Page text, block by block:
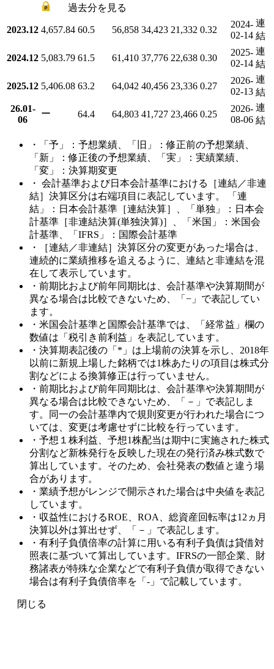
過去分を見る
2023.12 4,657.84 60.5 56,858 34,423 21,332 0.32
2024-
02-14
連
結
2024.12 5,083.79 61.5 61,410 37,776 22,638 0.30
2025-
02-14
連
結
2025.12 5,406.08 63.2 64,042 40,456 23,336 0.27
2026-
02-13
連
結
26.01-
06
ー 64.4 64,803 41,727 23,466 0.25
2026-
08-06
連
結
・「予」：予想業績、「旧」：修正前の予想業績、
「新」：修正後の予想業績、「実」：実績業績、
「変」：決算期変更
・ 会計基準および日本会計基準における［連結／非連
結］決算区分は右端項目に表記しています。 「連
結」：日本会計基準［連結決算］、「単独」：日本会
計基準［非連結決算(単独決算)］、「米国」：米国会
計基準、「IFRS」：国際会計基準
・［連結／非連結］決算区分の変更があった場合は、
連続的に業績推移を追えるように、連結と非連結を混
在して表示しています。
・前期比および前年同期比は、会計基準や決算期間が
異なる場合は比較できないため、「−」で表記してい
ます。
・米国会計基準と国際会計基準では、「経常益」欄の
数値は「税引き前利益」を表記しています。
・決算期表記後の「*」は上場前の決算を示し、2018年
以前に新規上場した銘柄では1株あたりの項目は株式分
割などによる換算修正は行っていません。
・前期比および前年同期比は、会計基準や決算期間が
異なる場合は比較できないため、「－」で表記しま
す。同一の会計基準内で規則変更が行われた場合につ
いては、変更は考慮せずに比較を行っています。
・予想１株利益、予想1株配当は期中に実施された株式
分割など新株発行を反映した現在の発行済み株式数で
算出しています。そのため、会社発表の数値と違う場
合があります。
・業績予想がレンジで開示された場合は中央値を表記
しています。
・収益性におけるROE、ROA、総資産回転率は12ヵ月
決算以外は算出せず、「－」で表記します。
・有利子負債倍率の計算に用いる有利子負債は貸借対
照表に基づいて算出しています。IFRSの一部企業、財
務諸表が特殊な企業などで有利子負債が取得できない
場合は有利子負債倍率を「-」で記載しています。
閉じる